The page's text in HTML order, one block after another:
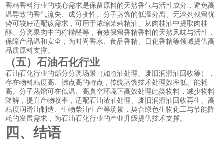
香精香料行业的核心需求是保留原料的天然香气与活性成分，避免高
温导致的香气流失、成分变性。分子蒸馏的低温分离、无溶剂残留优
势可较好适配该需求，可用于浓缩茉莉精油、从肉桂油中提取肉桂
醇、分离果肉中的柠檬醛等，有效保留香精香料的天然风味与活性，
保障产品温和安全，为时尚香水、食品香精、日化香精等领域提供高
品质原料支撑。
（五）石油石化行业
石油石化行业的部分分离场景（如渣油处理、废旧润滑油回收等），
存在物料粘度高、沸点高的特点，传统蒸馏技术处理效率低、能耗
高。分子蒸馏可在低温、高真空环境下高效处理此类物料，减少物料
降解，提升产物收率，适配石油渣油处理、废旧润滑油回收再生、高
粘度润滑油制造、生物柴油生产等场景，契合绿色生物化工与节能降
耗的发展需求，为石油石化行业的产业升级提供技术支撑。
四、结语